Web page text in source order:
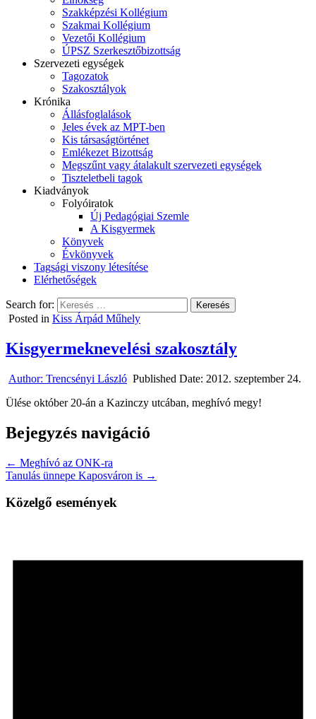
Szakképzési Kollégium
Szakmai Kollégium
Vezetői Kollégium
ÚPSZ Szerkesztőbizottság
Szervezeti egységek
Tagozatok
Szakosztályok
Krónika
Állásfoglalások
Jeles évek az MPT-ben
Kis társaságtörténet
Emlékezet Bizottság
Megszűnt vagy átalakult szervezeti egységek
Tiszteletbeli tagok
Kiadványok
Folyóiratok
Új Pedagógiai Szemle
A Kisgyermek
Könyvek
Évkönyvek
Tagsági viszony létesítése
Elérhetőségek
Search for:
Posted in Kiss Árpád Műhely
Kisgyermeknevelési szakosztály
Author: Trencsényi László Published Date: 2012. szeptember 24.
Ülése október 20-án a Kazinczy utcában, meghívó megy!
Bejegyzés navigáció
← Meghívó az ONK-ra
Tanulás ünnepe Kaposváron is →
Közelgő események